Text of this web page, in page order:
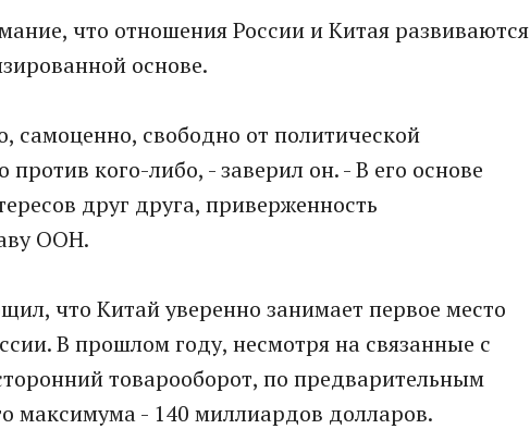
что отношения России и Китая развиваются
основе.
самоценно, свободно от политической
кого-либо, - заверил он. - В его основе
друг друга, приверженность
ООН.
что Китай уверенно занимает первое место
В прошлом году, несмотря на связанные с
товарооборот, по предварительным
максимума - 140 миллиардов долларов.